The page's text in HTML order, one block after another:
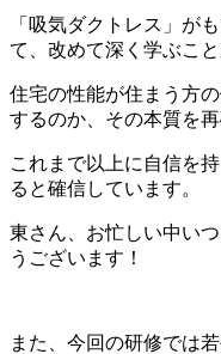
「吸気ダクトレス」が
て、改めて深く学ぶこと
住宅の性能が住まう方
するのか、その本質を
これまで以上に自信を
ると確信しています。
東さん、お忙しい中い
うございます！
また、今回の研修では